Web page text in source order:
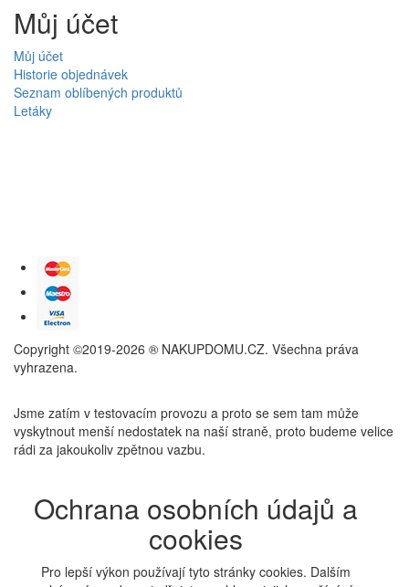
Můj účet
Můj účet
Historie objednávek
Seznam oblíbených produktů
Letáky
Copyright ©2019-2026 ® NAKUPDOMU.CZ. Všechna práva
vyhrazena.
Jsme zatím v testovacím provozu a proto se sem tam může
vyskytnout menší nedostatek na naší straně, proto budeme velice
rádi za jakoukoliv zpětnou vazbu.
Ochrana osobních údajů a
cookies
Pro lepší výkon používají tyto stránky cookies. Dalším